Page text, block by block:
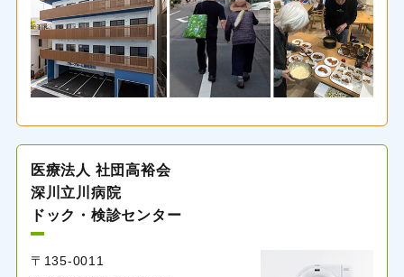
医療法人 社団高裕会
深川立川病院
ドック・検診センター
〒135-0011